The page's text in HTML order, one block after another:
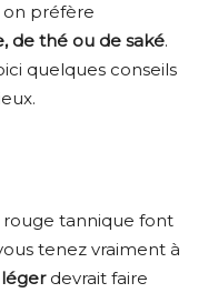
on préfère
de thé ou de saké.
quelques conseils
rouge tannique font
tenez vraiment à
devrait faire